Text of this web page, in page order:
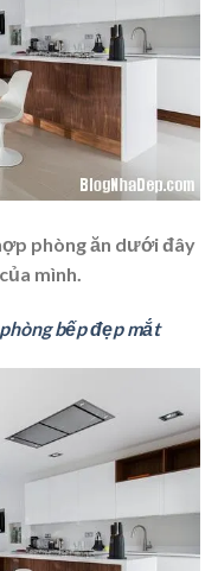
phòng ăn dưới đây
mình.
bếp đẹp mắt